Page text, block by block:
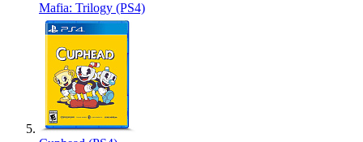
Mafia: Trilogy (PS4)